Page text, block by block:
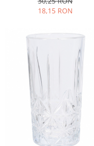
18,15 RON